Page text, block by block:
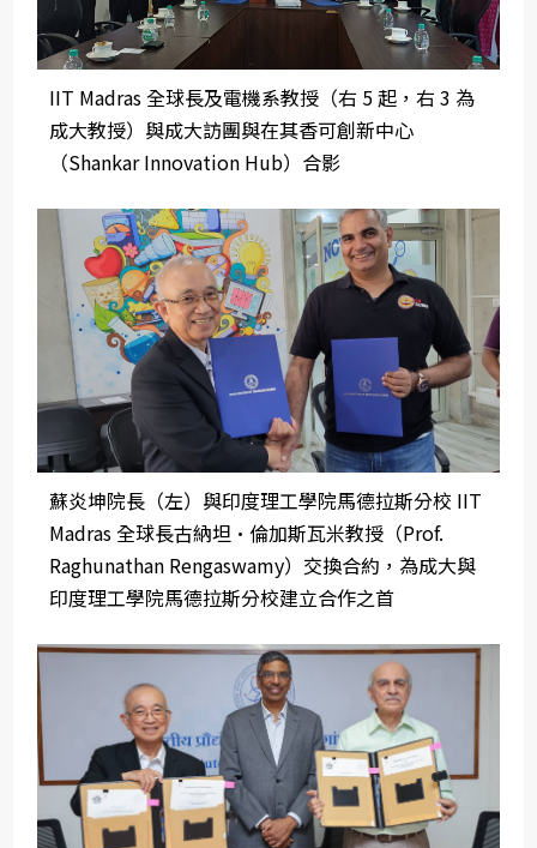
IIT Madras 全球長及電機系教授（右 5 起，右 3 為
成大教授）與成大訪團與在其香可創新中心
（Shankar Innovation Hub）合影
蘇炎坤院長（左）與印度理工學院馬德拉斯分校 IIT
Madras 全球長古納坦·倫加斯瓦米教授（Prof.
Raghunathan Rengaswamy）交換合約，為成大與
印度理工學院馬德拉斯分校建立合作之首